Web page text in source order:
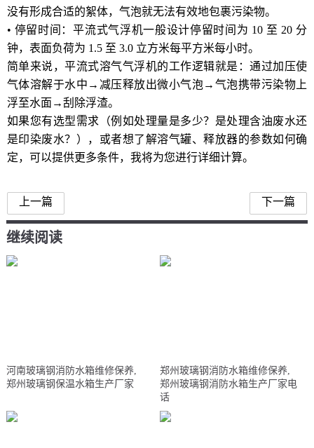
没有形成合适的絮体，气泡就无法有效地包裹污染物。
• 停留时间：平流式气浮机一般设计停留时间为 10 至 20 分
钟，表面负荷为 1.5 至 3.0 立方米每平方米每小时。
简单来说，平流式溶气气浮机的工作逻辑就是：通过加压使
气体溶解于水中→减压释放出微小气泡→气泡携带污染物上
浮至水面→刮除浮渣。
如果您有选型需求（例如处理量是多少？是处理含油废水还
是印染废水？），或者想了解溶气罐、释放器的参数如何确
定，可以提供更多条件，我将为您进行详细计算。
上一篇 下一篇
继续阅读
河南玻璃钢消防水箱维修保养,
郑州玻璃钢保温水箱生产厂家
郑州玻璃钢消防水箱维修保养,
郑州玻璃钢消防水箱生产厂家电
话